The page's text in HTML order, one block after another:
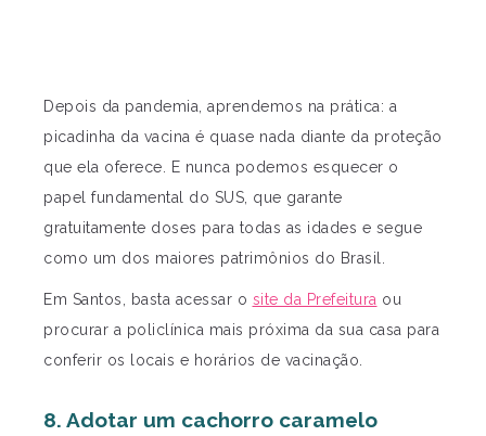
Depois da pandemia, aprendemos na prática: a
picadinha da vacina é quase nada diante da proteção
que ela oferece. E nunca podemos esquecer o
papel fundamental do SUS, que garante
gratuitamente doses para todas as idades e segue
como um dos maiores patrimônios do Brasil.
Em Santos, basta acessar o site da Prefeitura ou
procurar a policlínica mais próxima da sua casa para
conferir os locais e horários de vacinação.
8. Adotar um cachorro caramelo